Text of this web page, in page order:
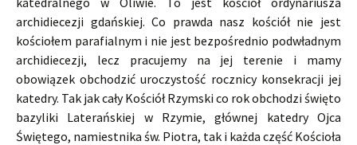
archidiecezji gdańskiej. Co prawda nasz kościół nie jest
kościołem parafialnym i nie jest bezpośrednio podwładnym
archidiecezji, lecz pracujemy na jej terenie i mamy
obowiązek obchodzić uroczystość rocznicy konsekracji jej
katedry. Tak jak cały Kościół Rzymski co rok obchodzi święto
bazyliki Laterańskiej w Rzymie, głównej katedry Ojca
Świętego, namiestnika św. Piotra, tak i każda część Kościoła